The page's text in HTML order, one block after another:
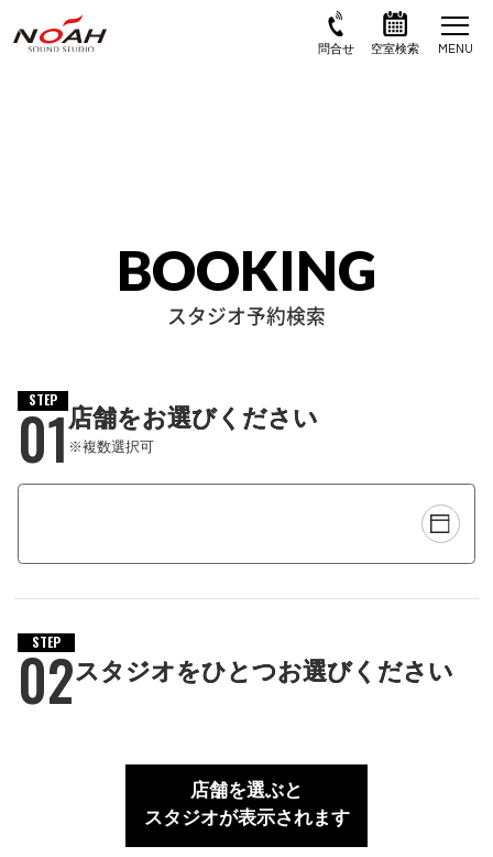
BOOKING
スタジオ予約検索
STEP
01店舗をお選びください
※複数選択可
STEP
02スタジオをひとつお選びください
店舗を選ぶと
スタジオが表示されます